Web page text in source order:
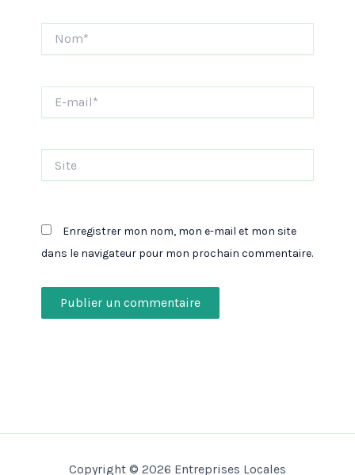
mail*
Enregistrer mon nom, mon e-mail et mon site
dans le navigateur pour mon prochain commentaire.
Copyright © 2026 Entreprises Locales